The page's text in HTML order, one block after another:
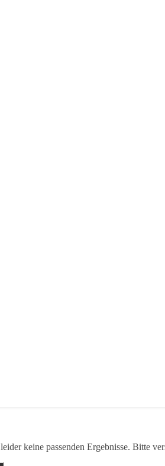
keine passenden Ergebnisse. Bitte